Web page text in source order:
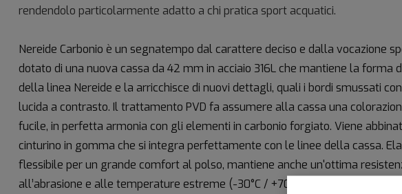
rendendolo particolarmente adatto a chi pratica sport acquatici.
Nereide Carbonio è un segnatempo dal carattere deciso e dalla vocazione
dotato di una nuova cassa da 42 mm in acciaio 316L che mantiene la forma
della linea Nereide e la arricchisce di nuovi dettagli, quali i bordi smussati
lucida a contrasto. Il trattamento PVD fa assumere alla cassa una
fucile, in perfetta armonia con gli elementi in carbonio forgiato. Viene
cinturino in gomma che si integra perfettamente con le linee della cassa.
flessibile per un grande comfort al polso, mantiene anche un'ottima
all’abrasione e alle temperature estreme (-30°C / +70°C).